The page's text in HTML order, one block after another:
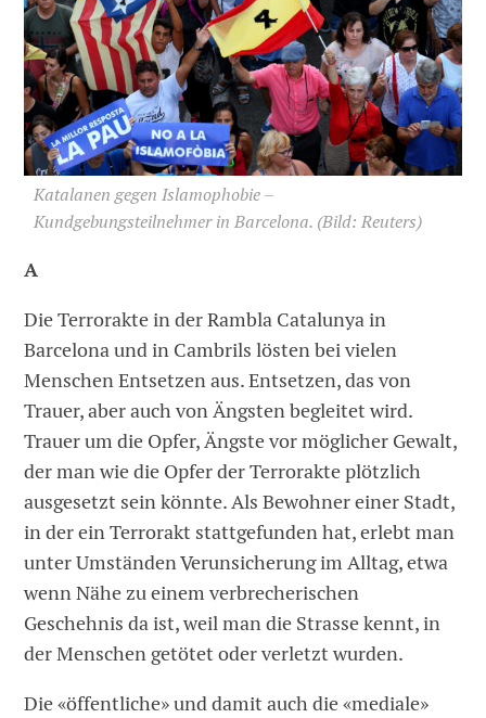
Katalanen gegen Islamophobie –
Kundgebungsteilnehmer in Barcelona. (Bild: Reuters)
A
Die Terrorakte in der Rambla Catalunya in
Barcelona und in Cambrils lösten bei vielen
Menschen Entsetzen aus. Entsetzen, das von
Trauer, aber auch von Ängsten begleitet wird.
Trauer um die Opfer, Ängste vor möglicher Gewalt,
der man wie die Opfer der Terrorakte plötzlich
ausgesetzt sein könnte. Als Bewohner einer Stadt,
in der ein Terrorakt stattgefunden hat, erlebt man
unter Umständen Verunsicherung im Alltag, etwa
wenn Nähe zu einem verbrecherischen
Geschehnis da ist, weil man die Strasse kennt, in
der Menschen getötet oder verletzt wurden.
Die «öffentliche» und damit auch die «mediale»